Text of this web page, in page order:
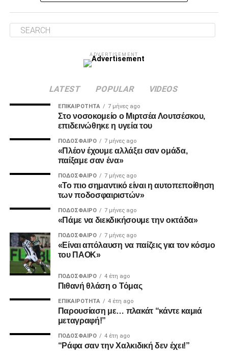
Το πολυπόθητο γκολ για τον ΠΑΟΚ ήρθε, τελικά, στο 87′.
κεφαλιά ακριβείας έστειλε τη μπάλα στο βάθος της εστίας
Ο Καμαρά έκρινε ακόμη ένα ματς του ΠΑΟΚ τη φετινή
σεζόν με κεφαλιά, μετά τα σημαντικά γκολ του κόντρα σε
Ατρόμητο και Λεβαδειακό.
ΔΙΑΙΤΗΣΙΑ
Ο Τσακαλίδης δεν ήρθε αντιμέτωπος με κάποια δύσκολη
φάση. Καταλόγισε στο 21’ χωρίς δεύτερη σκέψη το
πέναλτι υπέρ του Παναιτωλικού για μαρκάρισμα του
Μιχαηλίδη και έβγαλε συνολικά από το τσεπάκι του επτά
ADVERTISEMENT
LATEST POPULAR VIDEOS
ΕΠΙΚΑΙΡΌΤΗΤΑ 7 μήνες ago
Στο νοσοκομείο ο Μιρτσέα Λουτσέσκου,
επιδεινώθηκε η υγεία του
ΠΟΔΌΣΦΑΙΡΟ 7 μήνες ago
«Πλέον έχουμε αλλάξει σαν ομάδα,
παίξαμε σαν ένα»
ΠΟΔΌΣΦΑΙΡΟ 7 μήνες ago
«Το πιο σημαντικό είναι η αυτοπεποίθηση
των ποδοσφαιριστών»
ΠΟΔΌΣΦΑΙΡΟ 7 μήνες ago
«Πάμε να διεκδικήσουμε την οκτάδα»
ΠΟΔΌΣΦΑΙΡΟ 7 μήνες ago
«Είναι απόλαυση να παίζεις για τον κόσμο
του ΠΑΟΚ»
ΠΟΔΌΣΦΑΙΡΟ 4 έτη ago
Πιθανή θλάση ο Τόμας
ΕΠΙΚΑΙΡΌΤΗΤΑ 4 έτη ago
Παρουσίαση με… πλακάτ “κάντε καμιά
μεταγραφή!”
ΠΟΔΌΣΦΑΙΡΟ 4 έτη ago
“Ράφα σαν την Χαλκιδική δεν έχει!”